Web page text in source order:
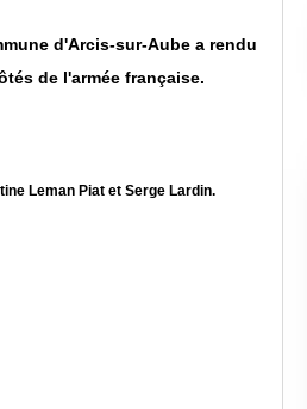
d'Arcis-sur-Aube a rendu
de l'armée française.
Leman Piat et Serge Lardin.